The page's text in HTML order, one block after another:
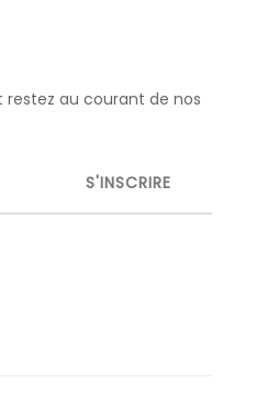
restez au courant de nos